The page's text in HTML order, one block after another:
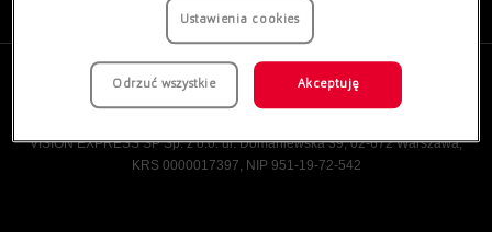
VISION EXPRESS SP Sp. z o.o. ul. Domaniewska 39, 02-672 Warszawa,
KRS 0000017397, NIP 951-19-72-542
Ustawienia cookies
Odrzuć wszystkie Akceptuję